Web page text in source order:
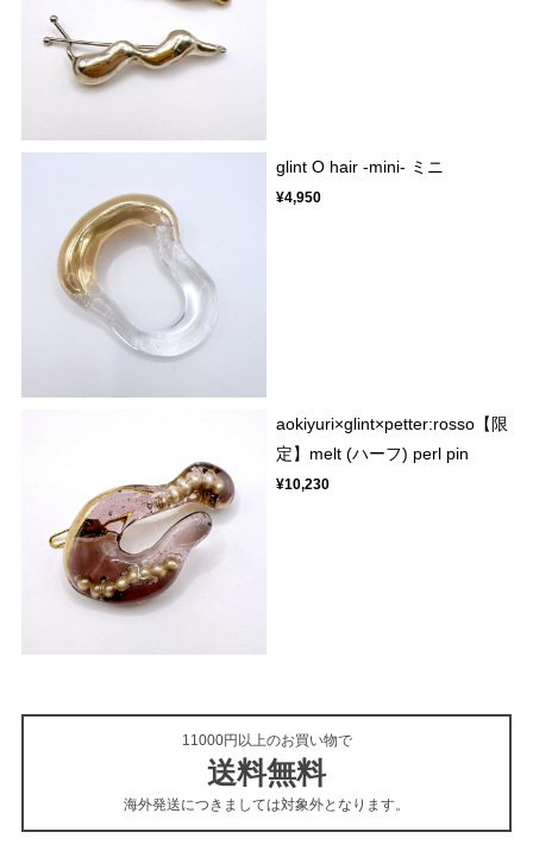
glint O hair -mini- ミニ
¥4,950
aokiyuri×glint×petter:rosso【限
定】melt (ハーフ) perl pin
¥10,230
11000円以上のお買い物で
送料無料
海外発送につきましては対象外となります。